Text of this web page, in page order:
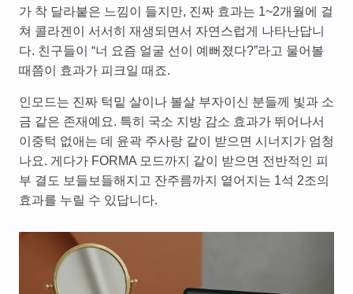
가 착 달라붙은 느낌이 들지만, 진짜 효과는 1~2개월에 걸
쳐 콜라겐이 서서히 재생되면서 자연스럽게 나타난답니
다. 친구들이 “너 요즘 얼굴 선이 예뻐졌다?”라고 물어볼
때쯤이 효과가 피크일 때죠.
인모드는 진짜 턱밑 살이나 볼살 부자이신 분들께 빛과 소
금 같은 존재예요. 특히 국소 지방 감소 효과가 뛰어나서
이중턱 없애는 데 윤곽 주사랑 같이 받으면 시너지가 엄청
나요. 게다가 FORMA 모드까지 같이 받으면 전반적인 피
부 결도 보들보들해지고 잔주름까지 옅어지는 1석 2조의
효과를 누릴 수 있답니다.